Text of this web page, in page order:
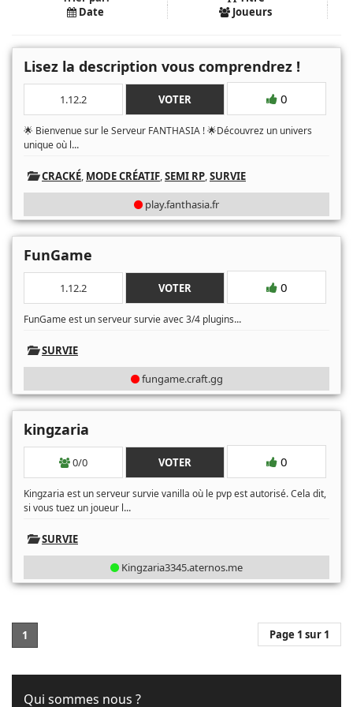
Date
Joueurs
Lisez la description vous comprendrez !
1.12.2 VOTER 0
🌟 Bienvenue sur le Serveur FANTHASIA ! 🌟Découvrez un univers
unique où l...
CRACKÉ, MODE CRÉATIF,SEMI RP,SURVIE
play.fanthasia.fr
FunGame
1.12.2 VOTER 0
FunGame est un serveur survie avec 3/4 plugins...
SURVIE
fungame.craft.gg
kingzaria
0/0 VOTER 0
Kingzaria est un serveur survie vanilla où le pvp est autorisé. Cela dit,
si vous tuez un joueur l...
SURVIE
Kingzaria3345.aternos.me
1 Page 1 sur 1
Qui sommes nous ?